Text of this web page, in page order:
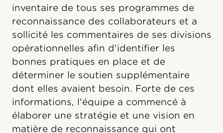
inventaire de tous ses programmes de
reconnaissance des collaborateurs et a
sollicité les commentaires de ses divisions
opérationnelles afin d'identifier les
bonnes pratiques en place et de
déterminer le soutien supplémentaire
dont elles avaient besoin. Forte de ces
informations, l'équipe a commencé à
élaborer une stratégie et une vision en
matière de reconnaissance qui ont